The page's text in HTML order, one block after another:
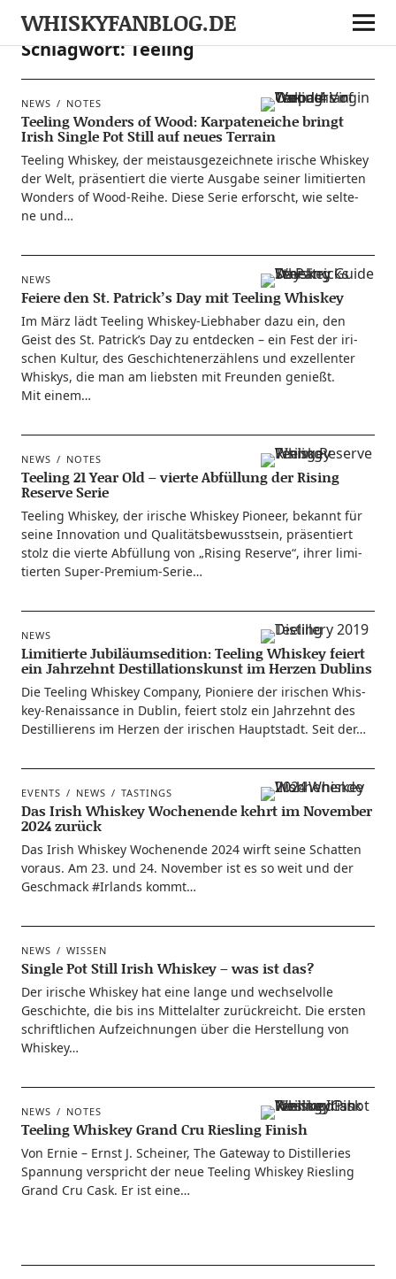
WHISKYFANBLOG.DE
Schlagwort:Teeling
NEWS NOTES
Teeling Wonders of Wood: Karpateneiche bringt
Irish Single Pot Still auf neues Terrain
Tee­ling Whis­key, der meist­aus­ge­zeich­ne­te iri­sche Whis­key
der Welt, prä­sen­tiert die vier­te Aus­ga­be sei­ner limi­tier­ten
Won­ders of Wood-Rei­he. Die­se Serie erforscht, wie sel­te­
ne und…
NEWS
Feiere den St. Patrick’s Day mit Teeling Whiskey
Im März lädt Tee­ling Whis­key-Lie­b­ha­­ber dazu ein, den
Geist des St. Patrick’s Day zu ent­de­cken – ein Fest der iri­
schen Kul­tur, des Geschich­ten­er­zäh­lens und exzel­len­ter
Whis­kys, die man am liebs­ten mit Freun­den genießt.
Mit einem…
NEWS NOTES
Teeling 21 Year Old – vierte Abfüllung der Rising
Reserve Serie
Tee­ling Whis­key, der iri­sche Whis­key Pio­neer, bekannt für
sei­ne Inno­va­ti­on und Qua­li­täts­be­wusst­sein, prä­sen­tiert
stolz die vier­te Abfül­lung von „Rising Reser­ve“, ihrer limi­
tier­ten Super-Premium-Serie…
NEWS
Limitierte Jubiläumsedition: Teeling Whiskey feiert
ein Jahrzehnt Destillationskunst im Herzen Dublins
Die Tee­ling Whis­key Com­pa­ny, Pio­nie­re der iri­schen Whis­
key-Renais­­sance in Dub­lin, fei­ert stolz ein Jahr­zehnt des
Destil­lie­rens im Her­zen der iri­schen Haupt­stadt. Seit der…
EVENTS NEWS TASTINGS
Das Irish Whiskey Wochenende kehrt im November
2024 zurück
Das Irish Whis­key Wochen­en­de 2024 wirft sei­ne Schat­ten
vor­aus. Am 23. und 24. Novem­ber ist es so weit und der
Geschmack #Irlands kommt…
NEWS WISSEN
Single Pot Still Irish Whiskey – was ist das?
Der iri­sche Whis­key hat eine lan­ge und wech­sel­vol­le
Geschich­te, die bis ins Mit­tel­al­ter zurück­reicht. Die ers­ten
schrift­li­chen Auf­zeich­nun­gen über die Her­stel­lung von
Whiskey…
NEWS NOTES
Teeling Whiskey Grand Cru Riesling Finish
Von Ernie – Ernst J. Schei­ner, The Gate­way to Distil­le­ries
Span­nung ver­spricht der neue Tee­ling Whis­key Ries­ling
Grand Cru Cask. Er ist eine…